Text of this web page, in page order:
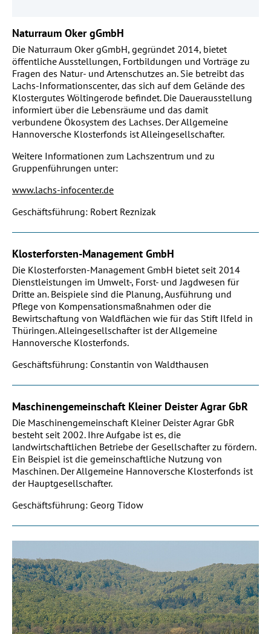
Naturraum Oker gGmbH
Die Naturraum Oker gGmbH, gegründet 2014, bietet
öffentliche Ausstellungen, Fortbildungen und Vorträge zu
Fragen des Natur- und Artenschutzes an. Sie betreibt das
Lachs-Informationscenter, das sich auf dem Gelände des
Klostergutes Wöltingerode befindet. Die Dauerausstellung
informiert über die Lebensräume und das damit
verbundene Ökosystem des Lachses. Der Allgemeine
Hannoversche Klosterfonds ist Alleingesellschafter.
Weitere Informationen zum Lachszentrum und zu
Gruppenführungen unter:
www.lachs-infocenter.de
Geschäftsführung: Robert Reznizak
Klosterforsten-Management GmbH
Die Klosterforsten-Management GmbH bietet seit 2014
Dienstleistungen im Umwelt-, Forst- und Jagdwesen für
Dritte an. Beispiele sind die Planung, Ausführung und
Pflege von Kompensationsmaßnahmen oder die
Bewirtschaftung von Waldflächen wie für das Stift Ilfeld in
Thüringen. Alleingesellschafter ist der Allgemeine
Hannoversche Klosterfonds.
Geschäftsführung: Constantin von Waldthausen
Maschinengemeinschaft Kleiner Deister Agrar GbR
Die Maschinengemeinschaft Kleiner Deister Agrar GbR
besteht seit 2002. Ihre Aufgabe ist es, die
landwirtschaftlichen Betriebe der Gesellschafter zu fördern.
Ein Beispiel ist die gemeinschaftliche Nutzung von
Maschinen. Der Allgemeine Hannoversche Klosterfonds ist
der Hauptgesellschafter.
Geschäftsführung: Georg Tidow